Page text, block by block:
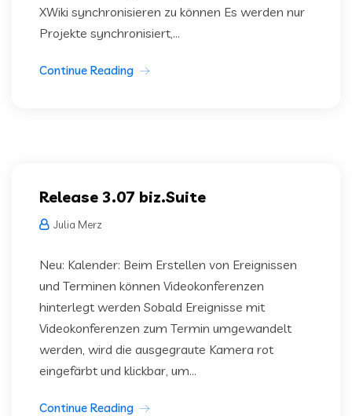
XWiki synchronisieren zu können Es werden nur
Projekte synchronisiert,...
Continue Reading
Release 3.07 biz.Suite
Julia Merz
Neu: Kalender: Beim Erstellen von Ereignissen
und Terminen können Videokonferenzen
hinterlegt werden Sobald Ereignisse mit
Videokonferenzen zum Termin umgewandelt
werden, wird die ausgegraute Kamera rot
eingefärbt und klickbar, um...
Continue Reading